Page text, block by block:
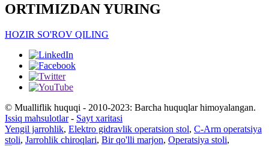
ORTIMIZDAN YURING
HOZIR SO'ROV QILING
© Mualliflik huquqi - 2010-2023: Barcha huquqlar himoyalangan.
Issiq mahsulotlar- Sayt xaritasi
Yengil jarrohlik, Elektro gidravlik operatsion stol, C-Arm operatsiya
stoli, Jarrohlik chiroqlari, Bir qo'lli marjon, Operatsiya stoli,